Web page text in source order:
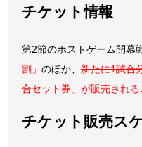
チケット情報
第2節のホストゲーム開幕
割」のほか、新たに1試合
合セット券」が販売され
チケット販売ス